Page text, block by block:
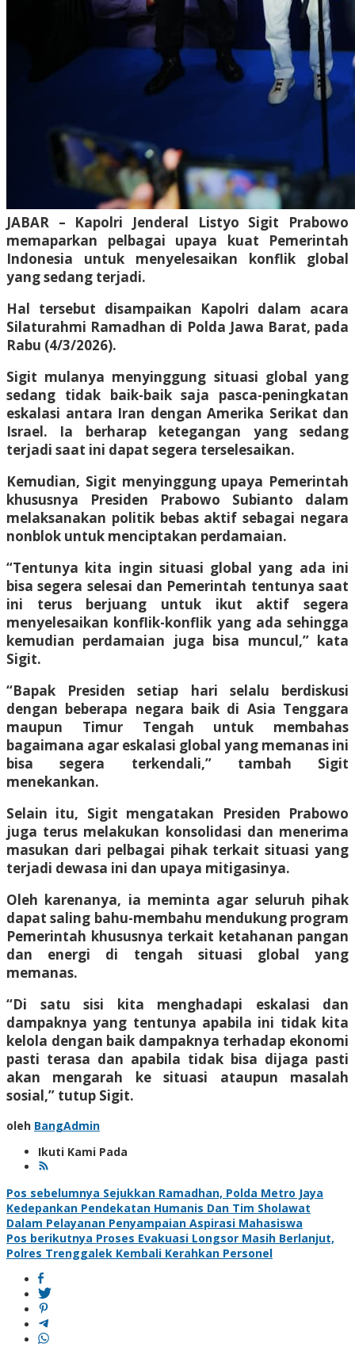
JABAR – Kapolri Jenderal Listyo Sigit Prabowo
memaparkan pelbagai upaya kuat Pemerintah
Indonesia untuk menyelesaikan konflik global
yang sedang terjadi.
Hal tersebut disampaikan Kapolri dalam acara
Silaturahmi Ramadhan di Polda Jawa Barat, pada
Rabu (4/3/2026).
Sigit mulanya menyinggung situasi global yang
sedang tidak baik-baik saja pasca-peningkatan
eskalasi antara Iran dengan Amerika Serikat dan
Israel. Ia berharap ketegangan yang sedang
terjadi saat ini dapat segera terselesaikan.
Kemudian, Sigit menyinggung upaya Pemerintah
khususnya Presiden Prabowo Subianto dalam
melaksanakan politik bebas aktif sebagai negara
nonblok untuk menciptakan perdamaian.
“Tentunya kita ingin situasi global yang ada ini
bisa segera selesai dan Pemerintah tentunya saat
ini terus berjuang untuk ikut aktif segera
menyelesaikan konflik-konflik yang ada sehingga
kemudian perdamaian juga bisa muncul,” kata
Sigit.
“Bapak Presiden setiap hari selalu berdiskusi
dengan beberapa negara baik di Asia Tenggara
maupun Timur Tengah untuk membahas
bagaimana agar eskalasi global yang memanas ini
bisa segera terkendali,” tambah Sigit
menekankan.
Selain itu, Sigit mengatakan Presiden Prabowo
juga terus melakukan konsolidasi dan menerima
masukan dari pelbagai pihak terkait situasi yang
terjadi dewasa ini dan upaya mitigasinya.
Oleh karenanya, ia meminta agar seluruh pihak
dapat saling bahu-membahu mendukung program
Pemerintah khususnya terkait ketahanan pangan
dan energi di tengah situasi global yang
memanas.
“Di satu sisi kita menghadapi eskalasi dan
dampaknya yang tentunya apabila ini tidak kita
kelola dengan baik dampaknya terhadap ekonomi
pasti terasa dan apabila tidak bisa dijaga pasti
akan mengarah ke situasi ataupun masalah
sosial,” tutup Sigit.
oleh BangAdmin
Ikuti Kami Pada
Navigasi
pos
Pos sebelumnya Sejukkan Ramadhan, Polda Metro Jaya
Kedepankan Pendekatan Humanis Dan Tim Sholawat
Dalam Pelayanan Penyampaian Aspirasi Mahasiswa
Pos berikutnya Proses Evakuasi Longsor Masih Berlanjut,
Polres Trenggalek Kembali Kerahkan Personel